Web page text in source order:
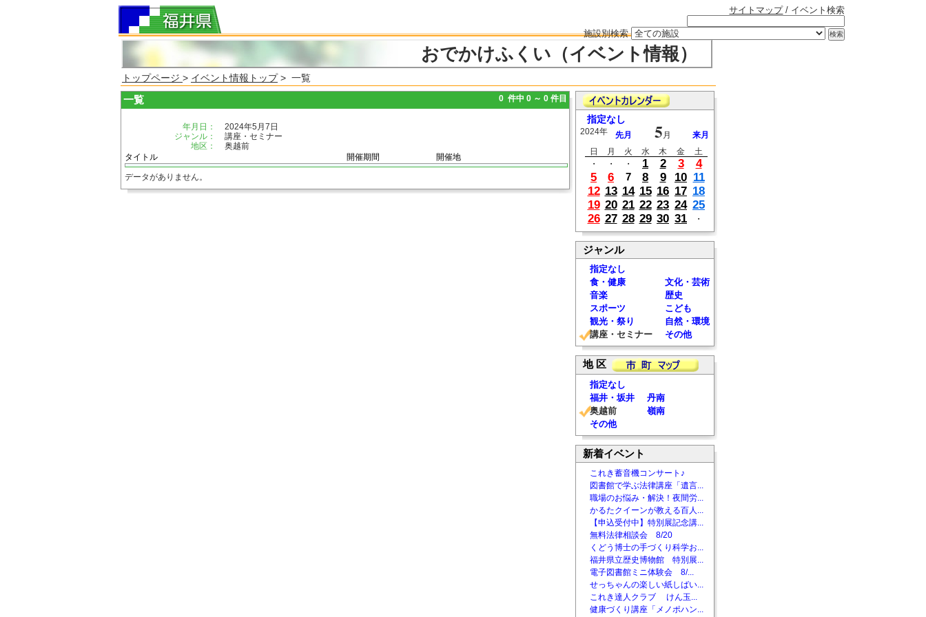
サイトマップ/ イベント検索
施設別検索
おでかけふくい（イベント情報）
トップページ > イベント情報トップ> 一覧
一覧 0 件中 0 ～ 0 件目
年月日：
2024年5月7日
ジャンル：
講座・セミナー
地区：
奥越前
タイトル
開催期間 開催地
データがありません。
指定なし
2024年 先月 5 月
来月
日
月 火 水 木 金
土
・
・ ・ 1 2 3
4
5
6 7 8 9 10 11
12 13 14 15 16 17 18
19 20 21 22 23 24 25
26 27 28 29 30 31 ・
ジャンル
指定なし
食・健康
文化・芸術
音楽
歴史
スポーツ
こども
観光・祭り
自然・環境
講座・セミナー
その他
地 区
指定なし
福井・坂井
丹南
奥越前
嶺南
その他
新着イベント
これき蓄音機コンサート♪
図書館で学ぶ法律講座「遺言...
職場のお悩み・解決！夜間労...
かるたクイーンが教える百人...
【申込受付中】特別展記念講...
無料法律相談会 8/20
くどう博士の手づくり科学お...
福井県立歴史博物館 特別展...
電子図書館ミニ体験会 8/...
せっちゃんの楽しい紙しばい...
これき達人クラブ けん玉...
健康づくり講座「メノポハン...